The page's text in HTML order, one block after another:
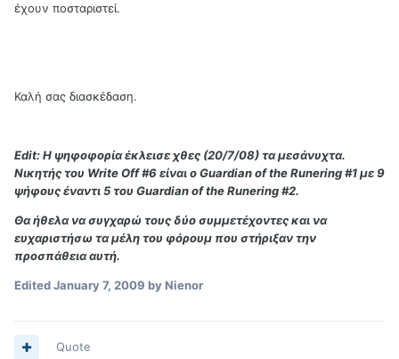
έχουν ποσταριστεί.
Καλή σας διασκέδαση.
Edit: Η ψηφοφορία έκλεισε χθες (20/7/08) τα μεσάνυχτα.
Νικητής του Write Οff #6 είναι ο Guardian of the Runering #1 με 9
ψήφους έναντι 5 του Guardian of the Runering #2.
Θα ήθελα να συγχαρώ τους δύο συμμετέχοντες και να
ευχαριστήσω τα μέλη του φόρουμ που στήριξαν την
προσπάθεια αυτή.
EditedJanuary 7, 2009 by Nienor
Quote